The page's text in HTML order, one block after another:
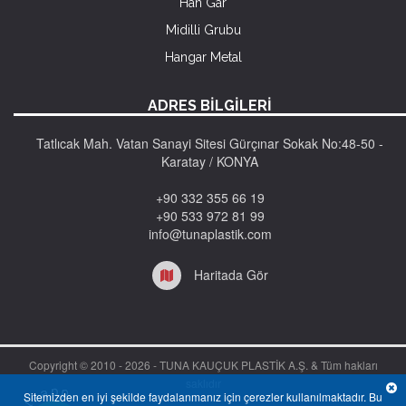
Han Gar
Midilli Grubu
Hangar Metal
ADRES BİLGİLERİ
Tatlıcak Mah. Vatan Sanayi Sitesi Gürçınar Sokak No:48-50 -
Karatay / KONYA
+90 332 355 66 19
+90 533 972 81 99
info@tunaplastik.com
Haritada Gör
Copyright © 2010 -2026 - TUNA KAUÇUK PLASTİK A.Ş. & Tüm hakları
Sitemizden en iyi şekilde faydalanmanız için çerezler kullanılmaktadır. Bu